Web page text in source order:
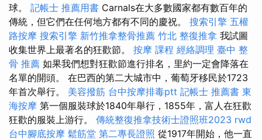
球。 記帳士 推薦用書 Carnals在大多數國家都有數百年的
傳統，但它們在任何地方都有不同的慶祝。 搜索引擎 五權
路按摩 搜索引擎 新竹推拿整骨推薦 竹北 整復推拿 我試圖
收集世界上最著名的狂歡節。 按摩 課程 經絡調理 臺中 整
骨 推薦 如果我們想對狂歡節進行排名，里約一定會降落在
名單的開頭。 在巴西的第二大城市中，葡萄牙移民於1723
年首次舉行。 美容撥筋 台中按摩排毒ptt 記帳士 推薦書 東
海按摩 第一個服裝球於1840年舉行，1855年，富人在狂歡
狂歡的服裝上游行。 傳統整復推拿技術士證照班2023 rwd
台中腳底按摩 鬆筋堂 第二專長證照 從1917年開始，他一直